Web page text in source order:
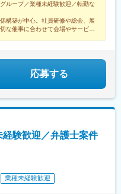
上記を超える時間外労働分は追
以上（分割回数12回／固定残
上（夏季・冬季賞与を含む）※
わらず、月30時間分を月9万
うえ、月給制または年俸制を
務には、深夜割増賃金を別途
ループ／業種未経験歓迎／転勤な
構築が中心。社員研修や総会、展
な催事に合わせて会場やサービス
応募する
験歓迎／弁護士案件
業種未経験歓迎